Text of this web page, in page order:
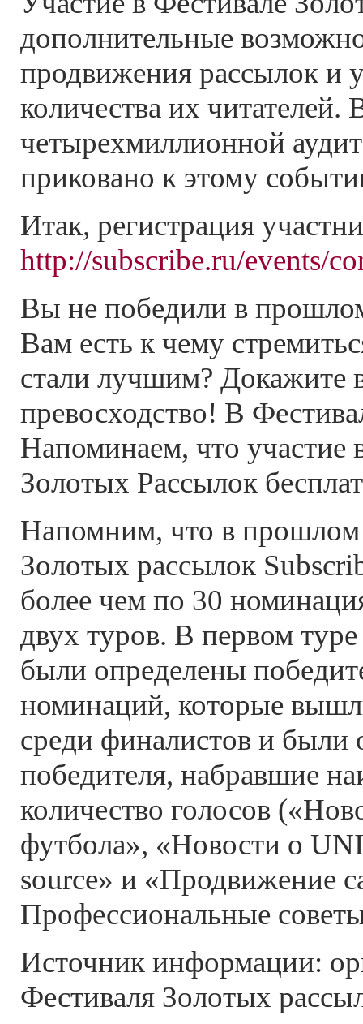
дополнительные
продвижения рассылок и
количества их
четырехмиллионной
приковано к этому
Итак, регистрация
http://subscribe.ru/events/
Вы не победили в
Вам есть к чему
стали лучшим? Докажите
превосходство! В
Напоминаем, что участие
Золотых Рассылок
Напомним, что в прошлом
Золотых рассылок
более чем по 30
двух туров. В первом
были определены
номинаций, которые
среди финалистов и были
победителя, набравшие
количество голосов
футбола», «Новости о
source» и «Продвижение
Профессиональные
Источник информации:
Фестиваля Золотых